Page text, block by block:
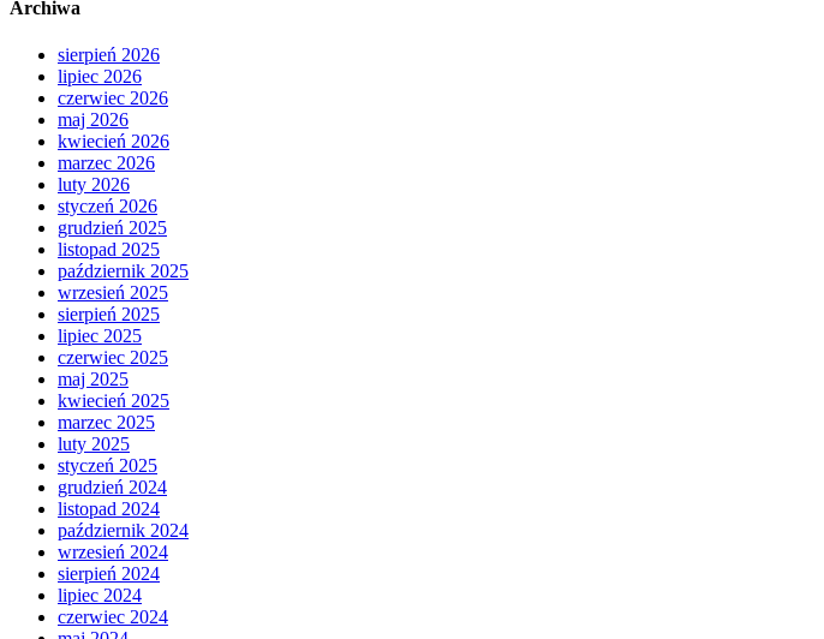
Archiwa
sierpień 2026
lipiec 2026
czerwiec 2026
maj 2026
kwiecień 2026
marzec 2026
luty 2026
styczeń 2026
grudzień 2025
listopad 2025
październik 2025
wrzesień 2025
sierpień 2025
lipiec 2025
czerwiec 2025
maj 2025
kwiecień 2025
marzec 2025
luty 2025
styczeń 2025
grudzień 2024
listopad 2024
październik 2024
wrzesień 2024
sierpień 2024
lipiec 2024
czerwiec 2024